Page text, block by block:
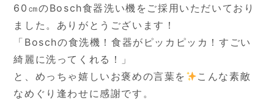
60㎝のBosch食器洗い機をご採用いただいており
ました。ありがとうございます！
「Boschの食洗機！食器がピッカピッカ！すごい
綺麗に洗ってくれる！」
と、めっちゃ嬉しいお褒めの言葉を
こんな素敵
なめぐり逢わせに感謝です。